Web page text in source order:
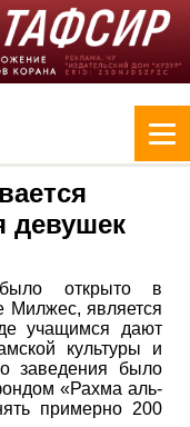
девушек
открыто в
Милжес, является
учащимся дают
культуры и
заведения было
«Рахма аль-
примерно 200